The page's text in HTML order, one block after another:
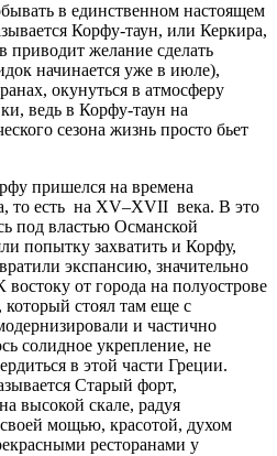
в единственном настоящем
Корфу-таун, или Керкира,
желание сделать
начинается уже в июле),
окунуться в атмосферу
ведь в Корфу-таун на
сезона жизнь просто бьет
пришелся на времена
то есть на XV–ХVII века. В это
под властью Османской
попытку захватить и Корфу,
экспансию, значительно
от города на полуострове
стоял там еще с
и частично
солидное укрепление, не
в этой части Греции.
Старый форт,
высокой скале, радуя
мощью, красотой, духом
ресторанами у